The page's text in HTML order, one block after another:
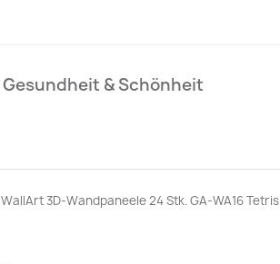
Gesundheit & Schönheit
WallArt 3D-Wandpaneele 24 Stk. GA-WA16 Tetris